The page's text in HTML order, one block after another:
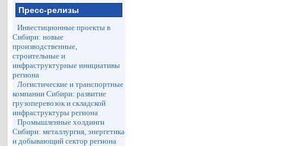
Пресс-релизы
Инвестиционные проекты в
Сибири: новые
производственные,
строительные и
инфраструктурные инициативы
региона
Логистические и транспортные
компании Сибири: развитие
грузоперевозок и складской
инфраструктуры региона
Промышленные холдинги
Сибири: металлургия, энергетика
и добывающий сектор региона